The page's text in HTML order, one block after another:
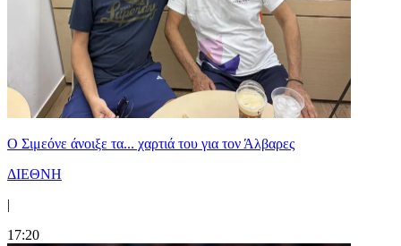
Ο Σιμεόνε άνοιξε τα... χαρτιά του για τον Άλβαρες
ΔΙΕΘΝΗ
|
17:20